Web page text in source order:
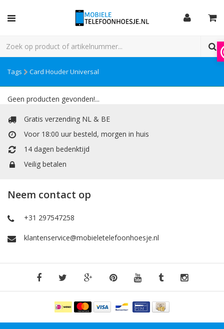
Tags Card Houder Universal
Geen producten gevonden!...
Gratis verzending NL & BE
Voor 18:00 uur besteld, morgen in huis
14 dagen bedenktijd
Veilig betalen
Neem contact op
+31 297547258
klantenservice@mobieletelefoonhoesje.nl